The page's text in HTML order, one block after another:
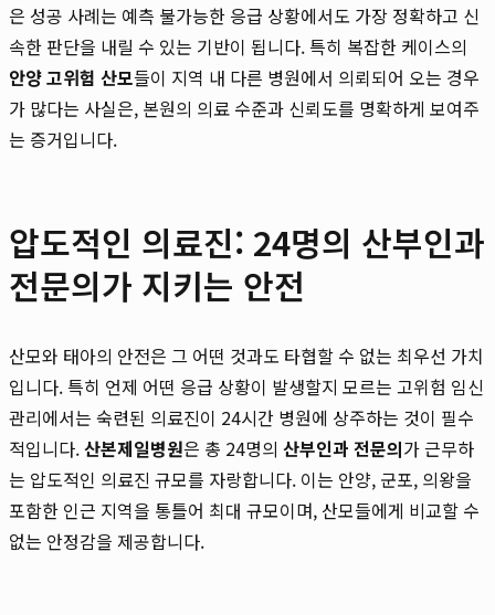
은 성공 사례는 예측 불가능한 응급 상황에서도 가장 정확하고 신
속한 판단을 내릴 수 있는 기반이 됩니다. 특히 복잡한 케이스의
안양 고위험 산모들이 지역 내 다른 병원에서 의뢰되어 오는 경우
가 많다는 사실은, 본원의 의료 수준과 신뢰도를 명확하게 보여주
는 증거입니다.
압도적인 의료진: 24명의 산부인과
전문의가 지키는 안전
산모와 태아의 안전은 그 어떤 것과도 타협할 수 없는 최우선 가치
입니다. 특히 언제 어떤 응급 상황이 발생할지 모르는 고위험 임신
관리에서는 숙련된 의료진이 24시간 병원에 상주하는 것이 필수
적입니다.산본제일병원은 총 24명의 산부인과 전문의가 근무하
는 압도적인 의료진 규모를 자랑합니다. 이는 안양, 군포, 의왕을
포함한 인근 지역을 통틀어 최대 규모이며, 산모들에게 비교할 수
없는 안정감을 제공합니다.